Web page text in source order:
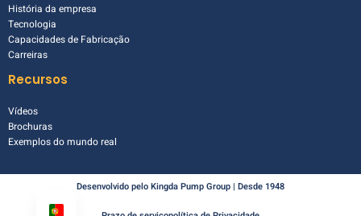
História da empresa
Tecnologia
Capacidades de Fabricação
Carreiras
Recursos
Vídeos
Brochuras
Exemplos do mundo real
Desenvolvido pelo Kingda Pump Group | Desde 1948